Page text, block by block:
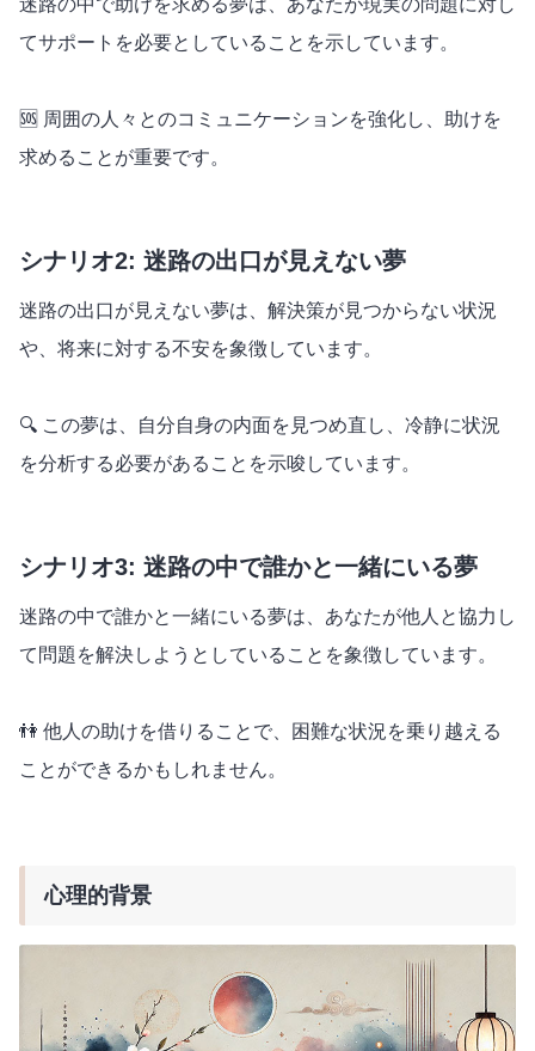
てサポートを必要としていることを示しています。
🆘 周囲の人々とのコミュニケーションを強化し、助けを
求めることが重要です。
シナリオ2: 迷路の出口が見えない夢
迷路の出口が見えない夢は、解決策が見つからない状況
や、将来に対する不安を象徴しています。
🔍 この夢は、自分自身の内面を見つめ直し、冷静に状況
を分析する必要があることを示唆しています。
シナリオ3: 迷路の中で誰かと一緒にいる夢
迷路の中で誰かと一緒にいる夢は、あなたが他人と協力し
て問題を解決しようとしていることを象徴しています。
👫 他人の助けを借りることで、困難な状況を乗り越える
ことができるかもしれません。
心理的背景